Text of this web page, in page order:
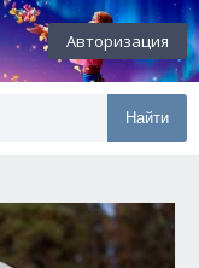
Авторизация
Найти